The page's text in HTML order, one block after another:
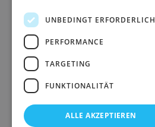
UNBEDINGT ERFORDERLICH
PERFORMANCE
TARGETING
FUNKTIONALITÄT
ALLE AKZEPTIEREN